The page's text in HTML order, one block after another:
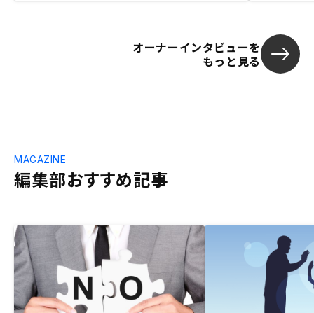
オーナーインタビューを
もっと見る
編集部おすすめ記事
MAGAZINE